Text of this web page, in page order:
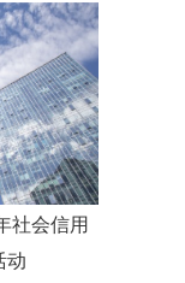
社会信用
动